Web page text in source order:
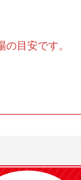
目安です。